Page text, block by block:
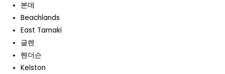
본데
Beachlands
East Tamaki
글렌
헨더슨
Kelston